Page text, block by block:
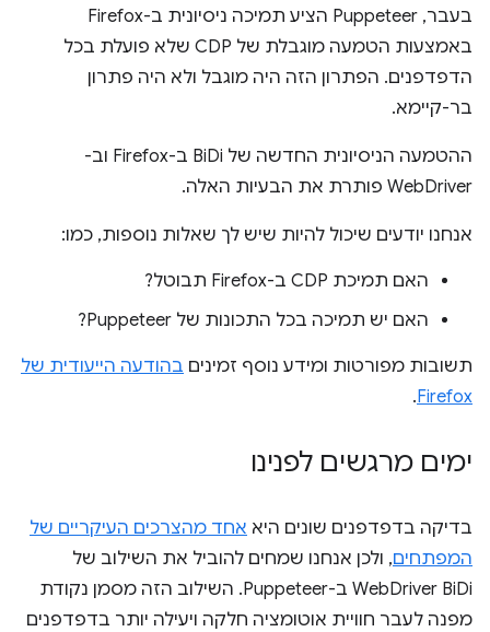
בעבר, Puppeteer הציע תמיכה ניסיונית ב-Firefox
באמצעות הטמעה מוגבלת של CDP שלא פועלת בכל
הדפדפנים. הפתרון הזה היה מוגבל ולא היה פתרון
בר-קיימא.
ההטמעה הניסיונית החדשה של BiDi ב-Firefox וב-
WebDriver פותרת את הבעיות האלה.
אנחנו יודעים שיכול להיות שיש לך שאלות נוספות, כמו:
האם תמיכת CDP ב-Firefox תבוטל?
האם יש תמיכה בכל התכונות של Puppeteer?
תשובות מפורטות ומידע נוסף זמינים בהודעה הייעודית של
Firefox
.
ימים מרגשים לפנינו
בדיקה בדפדפנים שונים היא אחד מהצרכים העיקריים של
המפתחים, ולכן אנחנו שמחים להוביל את השילוב של
WebDriver BiDi ב-Puppeteer. השילוב הזה מסמן נקודת
מפנה לעבר חוויית אוטומציה חלקה ויעילה יותר בדפדפנים